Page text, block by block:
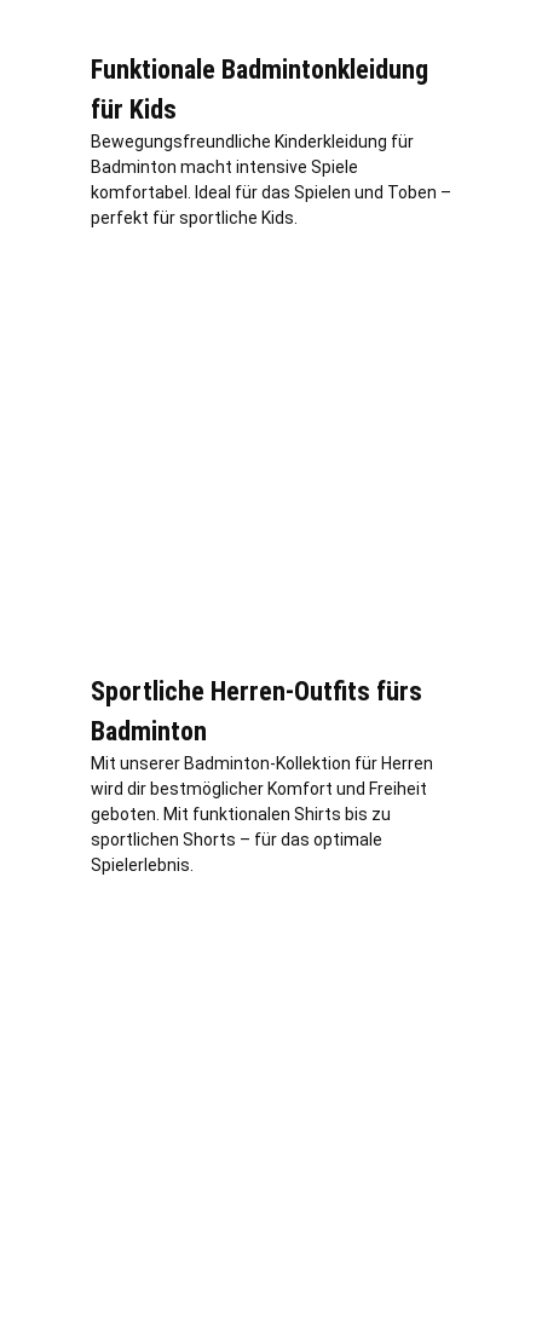
Funktionale Badmintonkleidung
für Kids
Bewegungsfreundliche Kinderkleidung für
Badminton macht intensive Spiele
komfortabel. Ideal für das Spielen und Toben –
perfekt für sportliche Kids.
Sportliche Herren-Outfits fürs
Badminton
Mit unserer Badminton-Kollektion für Herren
wird dir bestmöglicher Komfort und Freiheit
geboten. Mit funktionalen Shirts bis zu
sportlichen Shorts – für das optimale
Spielerlebnis.